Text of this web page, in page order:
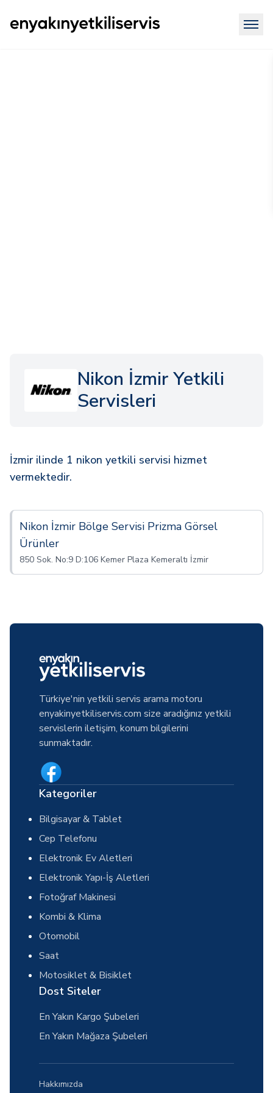
Nikon İzmir Yetkili
Servisleri
İzmir ilinde 1 nikon yetkili servisi hizmet
vermektedir.
Nikon İzmir Bölge Servisi Prizma Görsel
Ürünler
850 Sok. No:9 D:106 Kemer Plaza Kemeraltı İzmir
Türkiye'nin yetkili servis arama motoru
enyakinyetkiliservis.com size aradığınız yetkili
servislerin iletişim, konum bilgilerini
sunmaktadır.
Kategoriler
Bilgisayar & Tablet
Cep Telefonu
Elektronik Ev Aletleri
Elektronik Yapı-İş Aletleri
Fotoğraf Makinesi
Kombi & Klima
Otomobil
Saat
Motosiklet & Bisiklet
Dost Siteler
En Yakın Kargo Şubeleri
En Yakın Mağaza Şubeleri
Hakkımızda